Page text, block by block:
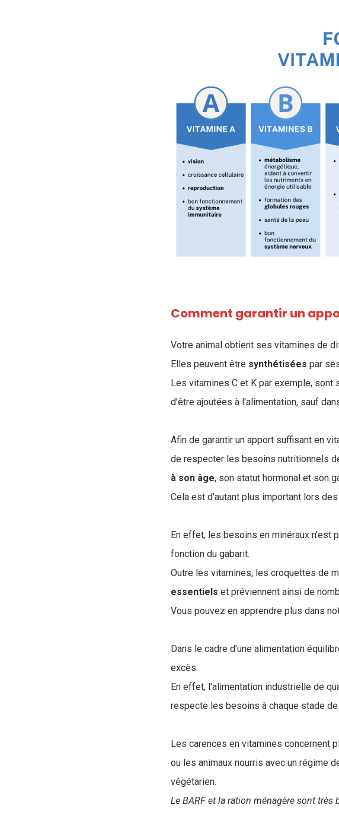
Comment garantir un
Votre animal obtient ses vitamines de
Elles peuvent être synthétisées par
Les vitamines C et K par exemple,
d'être ajoutées à l'alimentation, sauf
Afin de garantir un apport suffisant en
de respecter les besoins nutritionnels
à son âge, son statut hormonal et son
Cela est d'autant plus important lors
En effet, les besoins en minéraux n'est
fonction du gabarit.
Outre les vitamines, les croquettes de
essentiels et préviennent ainsi de
Vous pouvez en apprendre plus dans
Dans le cadre d'une alimentation
excès.
En effet, l'alimentation industrielle de
respecte les besoins à chaque stade de
Les carences en vitamines concernent
ou les animaux nourris avec un régime
végétarien.
Le BARF et la ration ménagère sont